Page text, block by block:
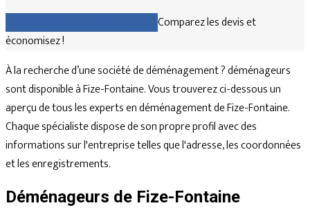
Comparez les devis et
économisez !
À la recherche d’une société de déménagement ? déménageurs
sont disponible à Fize-Fontaine. Vous trouverez ci-dessous un
aperçu de tous les experts en déménagement de Fize-Fontaine.
Chaque spécialiste dispose de son propre profil avec des
informations sur l'entreprise telles que l'adresse, les coordonnées
et les enregistrements.
Déménageurs de Fize-Fontaine